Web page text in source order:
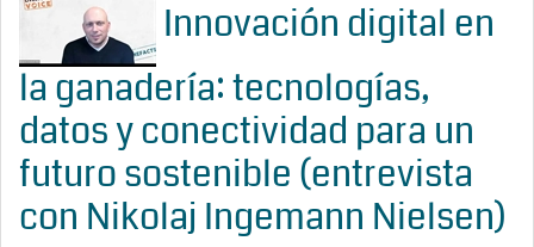
Innovación digital en
la ganadería: tecnologías,
datos y conectividad para un
futuro sostenible (entrevista
con Nikolaj Ingemann Nielsen)